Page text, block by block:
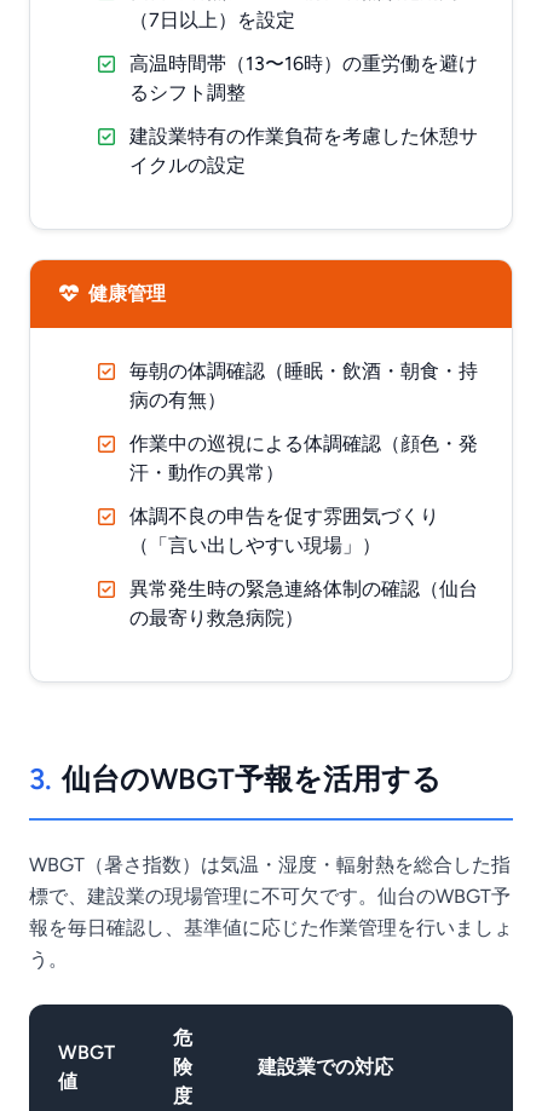
（7日以上）を設定
高温時間帯（13〜16時）の重労働を避け
るシフト調整
建設業特有の作業負荷を考慮した休憩サ
イクルの設定
健康管理
毎朝の体調確認（睡眠・飲酒・朝食・持
病の有無）
作業中の巡視による体調確認（顔色・発
汗・動作の異常）
体調不良の申告を促す雰囲気づくり
（「言い出しやすい現場」）
異常発生時の緊急連絡体制の確認（仙台
の最寄り救急病院）
3. 仙台のWBGT予報を活用する
WBGT（暑さ指数）は気温・湿度・輻射熱を総合した指
標で、建設業の現場管理に不可欠です。仙台のWBGT予
報を毎日確認し、基準値に応じた作業管理を行いましょ
う。
WBGT
値
危
険
度
建設業での対応